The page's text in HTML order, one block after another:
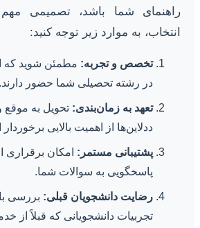
راهنمای شما باشد، تصمیمی
انتخاب، به موارد زیر توجه کنید:
تخصص و تجربه: مطمئن شوید که
در رشته تحصیلی شما حضور دارند.
تعهد به زمان‌بندی: تحویل به موقع
ددلاین‌ها از اهمیت بالایی
پشتیبانی مستمر: امکان برقراری
پاسخگویی به سوالات شما.
رضایت دانشجویان قبلی: بررسی
تجربیات دانشجویانی که قبلاً از